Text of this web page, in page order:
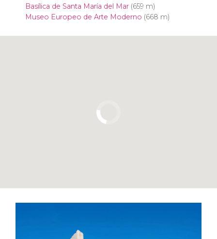
Basílica de Santa María del Mar(659 m)
Museo Europeo de Arte Moderno (668 m)